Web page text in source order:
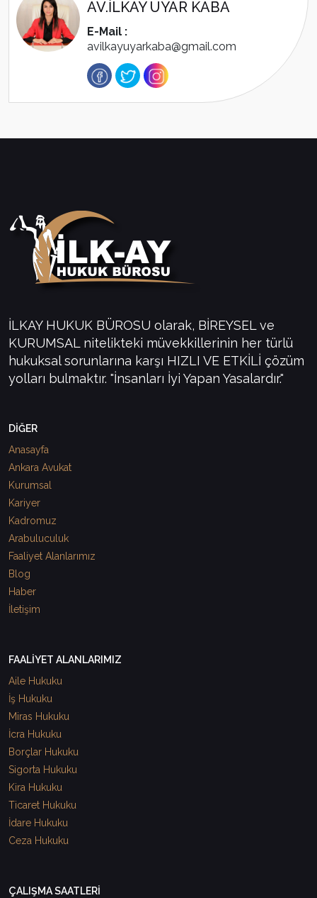
AV.İLKAY UYAR KABA
E-Mail :
avilkayuyarkaba@gmail.com
İLKAY HUKUK BÜROSU olarak, BİREYSEL ve
KURUMSAL nitelikteki müvekkillerinin her türlü
hukuksal sorunlarına karşı HIZLI VE ETKİLİ çözüm
yolları bulmaktır. "İnsanları İyi Yapan Yasalardır."
DİĞER
Anasayfa
Ankara Avukat
Kurumsal
Kariyer
Kadromuz
Arabuluculuk
Faaliyet Alanlarımız
Blog
Haber
İletişim
FAALİYET ALANLARIMIZ
Aile Hukuku
İş Hukuku
Miras Hukuku
İcra Hukuku
Borçlar Hukuku
Sigorta Hukuku
Kira Hukuku
Ticaret Hukuku
İdare Hukuku
Ceza Hukuku
ÇALIŞMA SAATLERİ